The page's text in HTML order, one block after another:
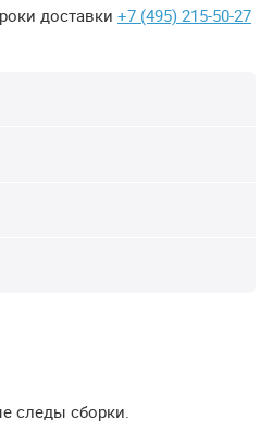
доставки +7 (495) 215-50-27
следы сборки.